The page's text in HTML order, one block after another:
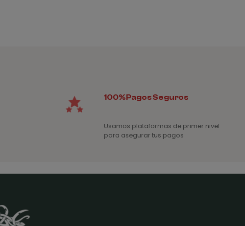
100% Pagos Seguros
Usamos plataformas de primer nivel
para asegurar tus pagos